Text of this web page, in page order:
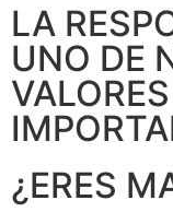
LA
UNO DE
¿ERES